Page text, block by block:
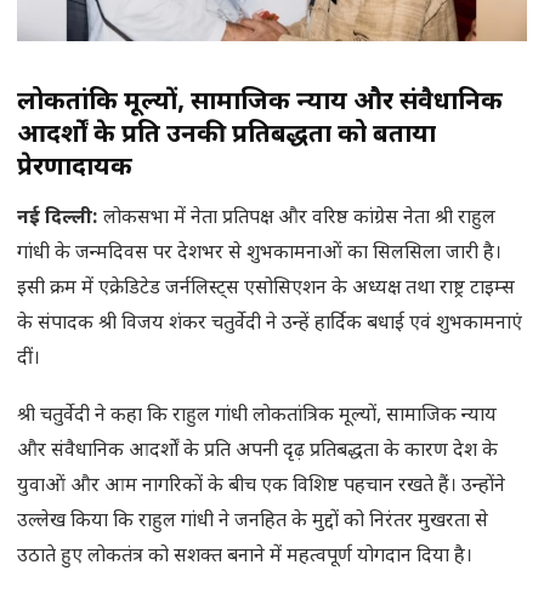
लोकतांत्रिक मूल्यों, सामाजिक न्याय और संवैधानिक
आदर्शों के प्रति उनकी प्रतिबद्धता को बताया
प्रेरणादायक
नई दिल्ली: लोकसभा में नेता प्रतिपक्ष और वरिष्ठ कांग्रेस नेता श्री राहुल
गांधी के जन्मदिवस पर देशभर से शुभकामनाओं का सिलसिला जारी है।
इसी क्रम में एक्रेडिटेड जर्नलिस्ट्स एसोसिएशन के अध्यक्ष तथा राष्ट्र टाइम्स
के संपादक श्री विजय शंकर चतुर्वेदी ने उन्हें हार्दिक बधाई एवं शुभकामनाएं
दीं।
श्री चतुर्वेदी ने कहा कि राहुल गांधी लोकतांत्रिक मूल्यों, सामाजिक न्याय
और संवैधानिक आदर्शों के प्रति अपनी दृढ़ प्रतिबद्धता के कारण देश के
युवाओं और आम नागरिकों के बीच एक विशिष्ट पहचान रखते हैं। उन्होंने
उल्लेख किया कि राहुल गांधी ने जनहित के मुद्दों को निरंतर मुखरता से
उठाते हुए लोकतंत्र को सशक्त बनाने में महत्वपूर्ण योगदान दिया है।